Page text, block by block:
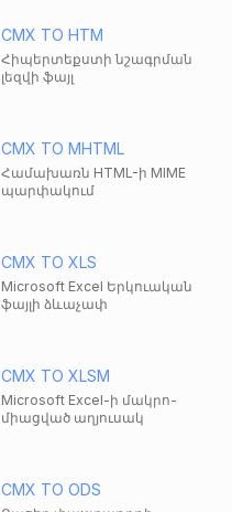
CMX TO HTM
Հիպերտեքստի նշագրման
լեզվի ֆայլ
CMX TO MHTML
Համախառն HTML-ի MIME
պարփակում
CMX TO XLS
Microsoft Excel Երկուական
ֆայլի ձևաչափ
CMX TO XLSM
Microsoft Excel-ի մակրո-
միացված աղյուսակ
CMX TO ODS